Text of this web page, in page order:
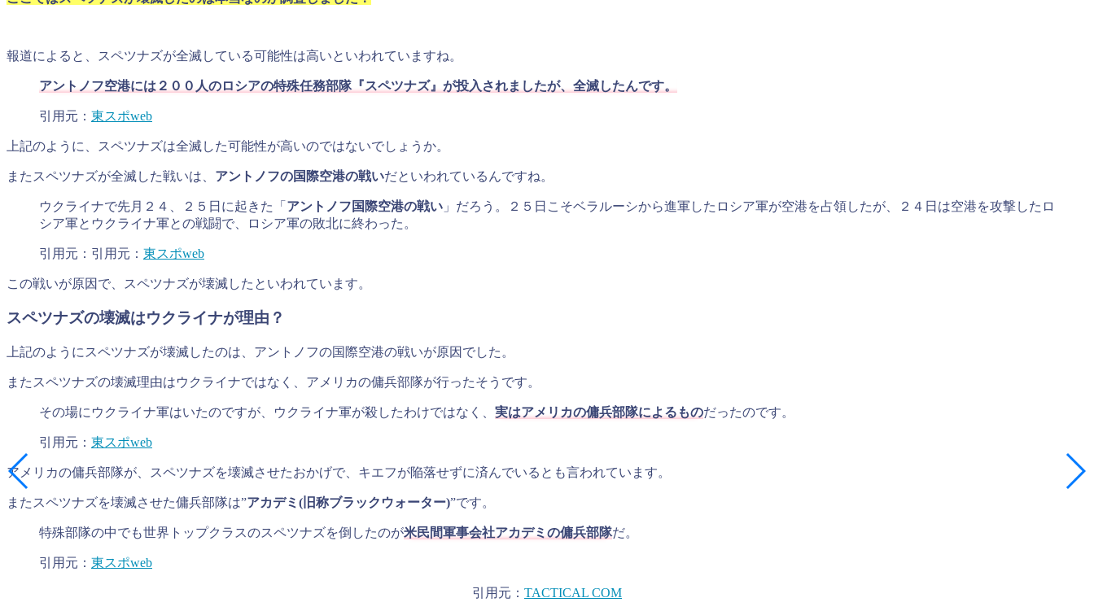
報道によると、スペツナズが全滅している可能性は高いといわれていますね。
アントノフ空港には２００人のロシアの特殊任務部隊『スペツナズ』が投入されましたが、全滅したんです。
引用元： 東スポweb
上記のように、スペツナズは全滅した可能性が高いのではないでしょうか。
またスペツナズが全滅した戦いは、 アントノフの国際空港の戦いだといわれているんですね。
ウクライナで先月２４、２５日に起きた「 アントノフ国際空港の戦い 」だろう。２５日こそベラルーシから進軍したロシア軍が空港を占領したが、２４日は空港を攻撃したロ
シア軍とウクライナ軍との戦闘で、ロシア軍の敗北に終わった。
引用元：引用元： 東スポweb
この戦いが原因で、スペツナズが壊滅したといわれています。
スペツナズの壊滅はウクライナが理由？
上記のようにスペツナズが壊滅したのは、アントノフの国際空港の戦いが原因でした。
またスペツナズの壊滅理由はウクライナではなく、アメリカの傭兵部隊が行ったそうです。
その場にウクライナ軍はいたのですが、ウクライナ軍が殺したわけではなく、 実はアメリカの傭兵部隊によるものだったのです。
引用元： 東スポweb
アメリカの傭兵部隊が、スペツナズを壊滅させたおかげで、キエフが陥落せずに済んでいるとも言われています。
またスペツナズを壊滅させた傭兵部隊は”アカデミ(旧称ブラックウォーター)”です。
特殊部隊の中でも世界トップクラスのスペツナズを倒したのが米民間軍事会社アカデミの傭兵部隊だ。
引用元： 東スポweb
引用元： TACTICAL COM